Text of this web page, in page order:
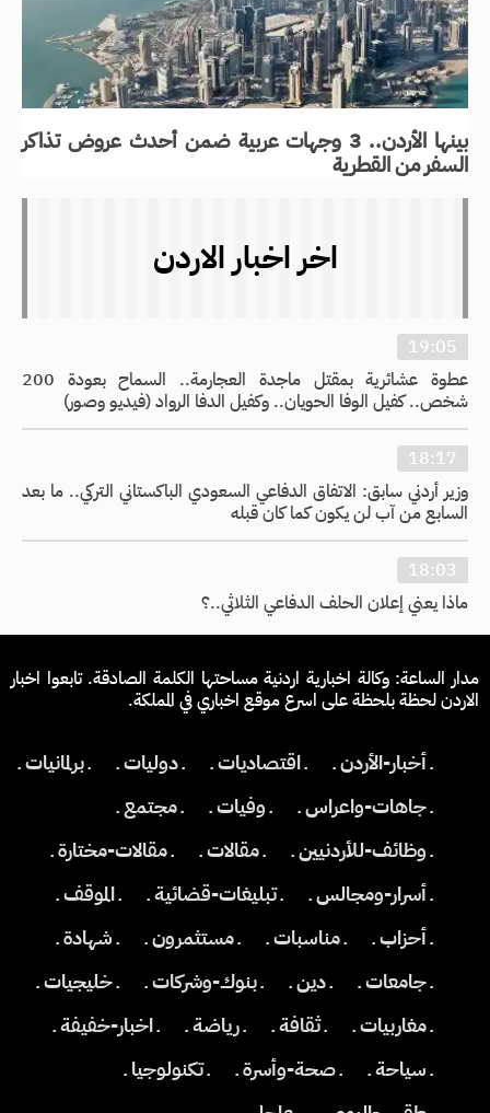
بينها الأردن.. 3 وجهات عربية ضمن أحدث عروض تذاكر
السفر من القطرية
اخر اخبار الاردن
19:05
عطوة عشائرية بمقتل ماجدة العجارمة.. السماح بعودة 200
شخص.. كفيل الوفا الحويان.. وكفيل الدفا الرواد (فيديو وصور)
18:17
وزير أردني سابق: الاتفاق الدفاعي السعودي الباكستاني التركي.. ما بعد
السابع من آب لن يكون كما كان قبله
18:03
ماذا يعني إعلان الحلف الدفاعي الثلاثي..؟
مدار الساعة: وكالة اخبارية اردنية مساحتها الكلمة الصادقة. تابعوا اخبار
الاردن لحظة بلحظة على اسرع موقع اخباري في المملكة.
ـ أخبار-الأردن ـ ـ اقتصاديات ـ ـ دوليات ـ
ـ برلمانيات ـ
ـ جاهات-واعراس ـ
ـ وفيات ـ
ـ مجتمع ـ
ـ وظائف-للأردنيين ـ
ـ مقالات ـ
ـ مقالات-مختارة ـ
ـ أسرار-ومجالس ـ
ـ تبليغات-قضائية ـ
ـ الموقف ـ
ـ أحزاب ـ
ـ مناسبات ـ ـ مستثمرون ـ
ـ شهادة ـ
ـ جامعات ـ
ـ دين ـ ـ بنوك-وشركات ـ
ـ خليجيات ـ
ـ مغاربيات ـ
ـ ثقافة ـ ـ رياضة ـ
ـ اخبار-خفيفة ـ
ـ سياحة ـ
ـ صحة-وأسرة ـ
ـ تكنولوجيا ـ